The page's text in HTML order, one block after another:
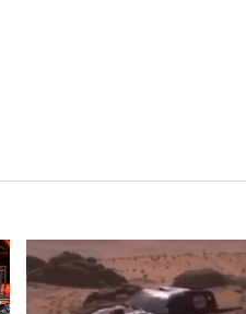
VER NOTA